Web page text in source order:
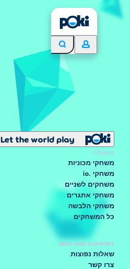
Let the world play
פופולרי
משחקי מכוניות
משחקי .io
משחקים לשניים
משחקי אתגרים
משחקי הלבשה
כל המשחקים
HELP AND SUPPORT
שאלות נפוצות
צרו קשר